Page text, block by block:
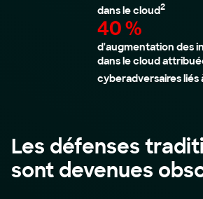
dans le cloud2
40 %
d'augmentation des
dans le cloud
cyberadversaires liés
Les défenses
sont devenues